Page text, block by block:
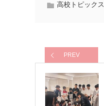
高校トピックス
PREV